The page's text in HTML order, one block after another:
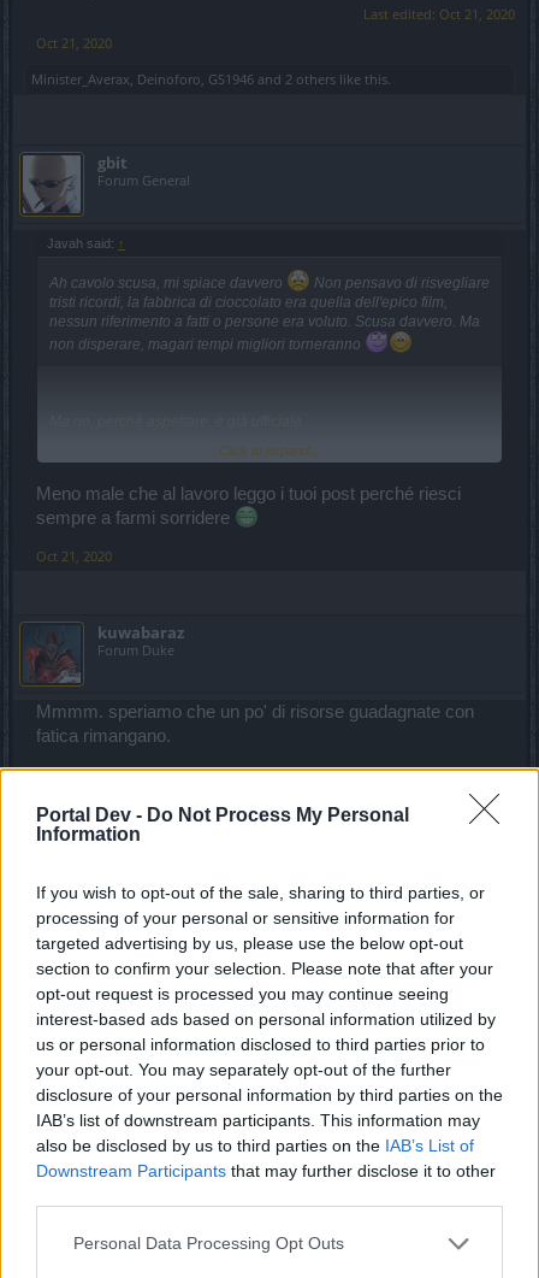
Portal Dev - Do Not Process My Personal
Information
If you wish to opt-out of the sale, sharing to third parties, or
processing of your personal or sensitive information for
targeted advertising by us, please use the below opt-out
section to confirm your selection. Please note that after your
opt-out request is processed you may continue seeing
interest-based ads based on personal information utilized by
us or personal information disclosed to third parties prior to
your opt-out. You may separately opt-out of the further
disclosure of your personal information by third parties on the
IAB’s list of downstream participants. This information may
also be disclosed by us to third parties on the IAB’s List of
Downstream Participants that may further disclose it to other
Personal Data Processing Opt Outs
Last edited: Oct 21, 2020
Oct 21, 2020
Minister_Averax, Deinoforo, GS1946 and 2 others like this.
gbit
Forum General
Javah said: ↑
Ah cavolo scusa, mi spiace davvero
Non pensavo di risvegliare
tristi ricordi, la fabbrica di cioccolato era quella dell'epico film,
nessun riferimento a fatti o persone era voluto. Scusa davvero. Ma
non disperare, magari tempi migliori torneranno
i tuoi draghi verranno convertiti in generose quantità di polvere
che di solito metti sotto al tappeto
)
ci faranno il tappeto sotto al quale potrei mettere la polvere
Click to expand...
Meno male che al lavoro leggo i tuoi post perché riesci
sempre a farmi sorridere
Oct 21, 2020
kuwabaraz
Forum Duke
Mmmm. speriamo che un po' di risorse guadagnate con
fatica rimangano.
vecchia si parla del 2015, leggendo il tutto tra il lv40 e 45 più
o meno sono state rispettate, dal lv50-55 si è persa la
tavoli. Penso che lo sviluppo negli anni sia andato in quella
direzione.
Qui ci sono le descrizioni:
https://board-en.drakensang.com/threads/class-skills-
talents.60417/
In particolare tradotte:
I tessitori di incantesimisono eccellenti combattenti a
distanza. Usano il loro mana per controllare gli elementi di
incantesimi può essere facile da disabilitare in